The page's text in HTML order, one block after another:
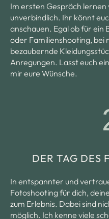
Im ersten Gespräch lernen
unverbindlich. Ihr könnt
anschauen. Egal ob für ein
oder Familienshooting,
bezaubernde
Anregungen. Lasst euch
mir eure Wünsche.
DER TAG DES
In entspannter und
Fotoshooting für dich,
zum Erlebnis. Dabei sind
möglich. Ich kenne viele